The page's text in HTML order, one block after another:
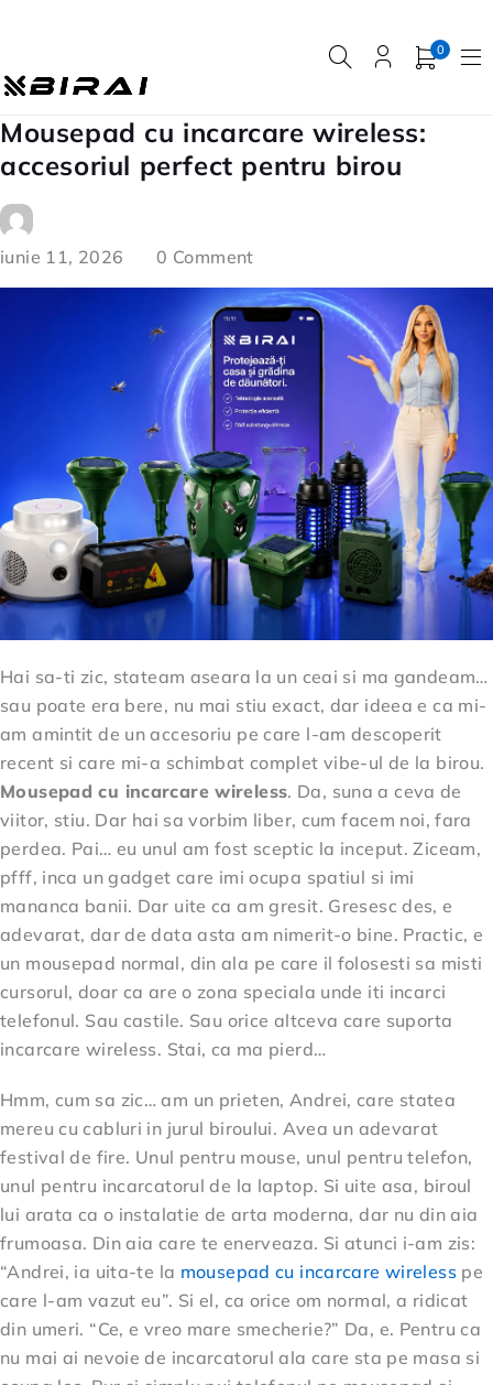
0
Mousepad cu incarcare wireless:
accesoriul perfect pentru birou
iunie 11, 2026 0 Comment
Hai sa-ti zic, stateam aseara la un ceai si ma gandeam…
sau poate era bere, nu mai stiu exact, dar ideea e ca mi-
am amintit de un accesoriu pe care l-am descoperit
recent si care mi-a schimbat complet vibe-ul de la birou.
Mousepad cu incarcare wireless. Da, suna a ceva de
viitor, stiu. Dar hai sa vorbim liber, cum facem noi, fara
perdea. Pai… eu unul am fost sceptic la inceput. Ziceam,
pfff, inca un gadget care imi ocupa spatiul si imi
mananca banii. Dar uite ca am gresit. Gresesc des, e
adevarat, dar de data asta am nimerit-o bine. Practic, e
un mousepad normal, din ala pe care il folosesti sa misti
cursorul, doar ca are o zona speciala unde iti incarci
telefonul. Sau castile. Sau orice altceva care suporta
incarcare wireless. Stai, ca ma pierd…
Hmm, cum sa zic… am un prieten, Andrei, care statea
mereu cu cabluri in jurul biroului. Avea un adevarat
festival de fire. Unul pentru mouse, unul pentru telefon,
unul pentru incarcatorul de la laptop. Si uite asa, biroul
lui arata ca o instalatie de arta moderna, dar nu din aia
frumoasa. Din aia care te enerveaza. Si atunci i-am zis:
“Andrei, ia uita-te la mousepad cu incarcare wirelesspe
care l-am vazut eu”. Si el, ca orice om normal, a ridicat
din umeri. “Ce, e vreo mare smecherie?” Da, e. Pentru ca
nu mai ai nevoie de incarcatorul ala care sta pe masa si